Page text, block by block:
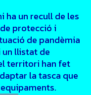
ha un recull de les
protecció i
de pandèmia
un llistat de
territori han fet
la tasca que